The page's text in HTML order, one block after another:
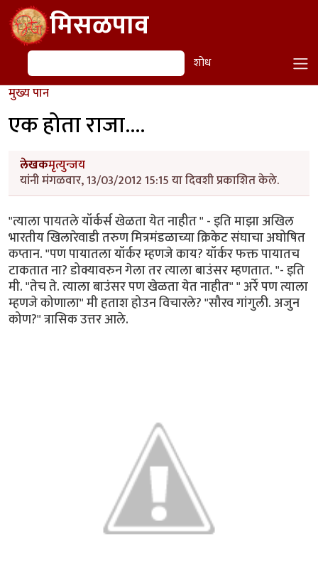
Skip to main contentमिसळपाव
शोध शोध
मुख्य पान
एक होता राजा....
लेखकमृत्युन्जय
यांनी मंगळवार, 13/03/2012 15:15 या दिवशी प्रकाशित केले.
"त्याला पायतले यॉर्कर्स खेळता येत नाहीत " - इति माझा अखिल
भारतीय खिलारेवाडी तरुण मित्रमंडळाच्या क्रिकेट संघाचा अघोषित
कप्तान. "पण पायातला यॉर्कर म्हणजे काय? यॉर्कर फक्त पायातच
टाकतात ना? डोक्यावरुन गेला तर त्याला बाउंसर म्हणतात. "- इति
मी. "तेच ते. त्याला बाउंसर पण खेळता येत नाहीत" " अर्रे पण त्याला
म्हणजे कोणाला" मी हताश होउन विचारले? "सौरव गांगुली. अजुन
कोण?" त्रासिक उत्तर आले.